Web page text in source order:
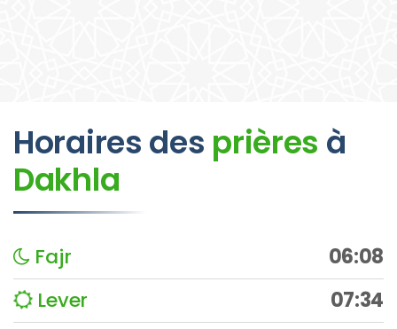
Horaires des prières à
Dakhla
Fajr
06:08
Lever
07:34